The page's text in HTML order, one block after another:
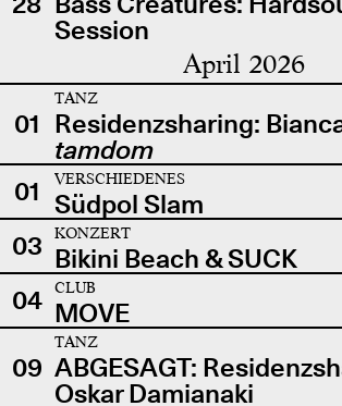
Session
April 2026
01
TANZ
Residenzsharing:
tamdom
01
VERSCHIEDENES
Südpol Slam
03
KONZERT
Bikini Beach & SUCK
04
CLUB
MOVE
09
TANZ
ABGESAGT:
Oskar Damianaki